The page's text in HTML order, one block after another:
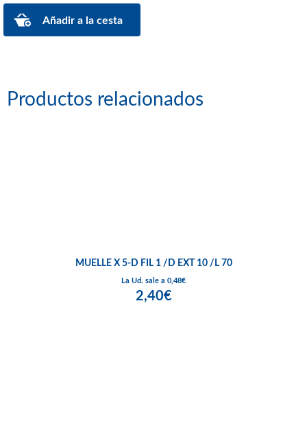
Productos relacionados
MUELLE X 5-D FIL 1 /D EXT 10 /L 70
La Ud. sale a 0,48€
2,40€